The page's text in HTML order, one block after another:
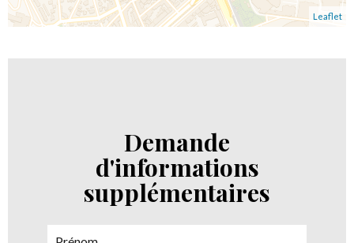
Leaflet
Demande
d'informations
supplémentaires